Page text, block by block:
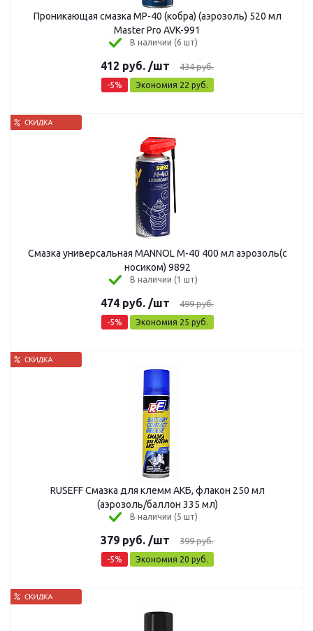
Проникающая смазка MP-40 (кобра) (аэрозоль) 520 мл
Master Pro AVK-991
В наличии (6 шт)
412 руб. /шт 434руб.
-5% Экономия 22 руб.
Смазка универсальная MANNOL M-40 400 мл аэрозоль(с
носиком) 9892
В наличии (1 шт)
474 руб. /шт 499руб.
-5% Экономия 25 руб.
RUSEFF Смазка для клемм АКБ, флакон 250 мл
(аэрозоль/баллон 335 мл)
В наличии (5 шт)
379 руб. /шт 399руб.
-5% Экономия 20 руб.